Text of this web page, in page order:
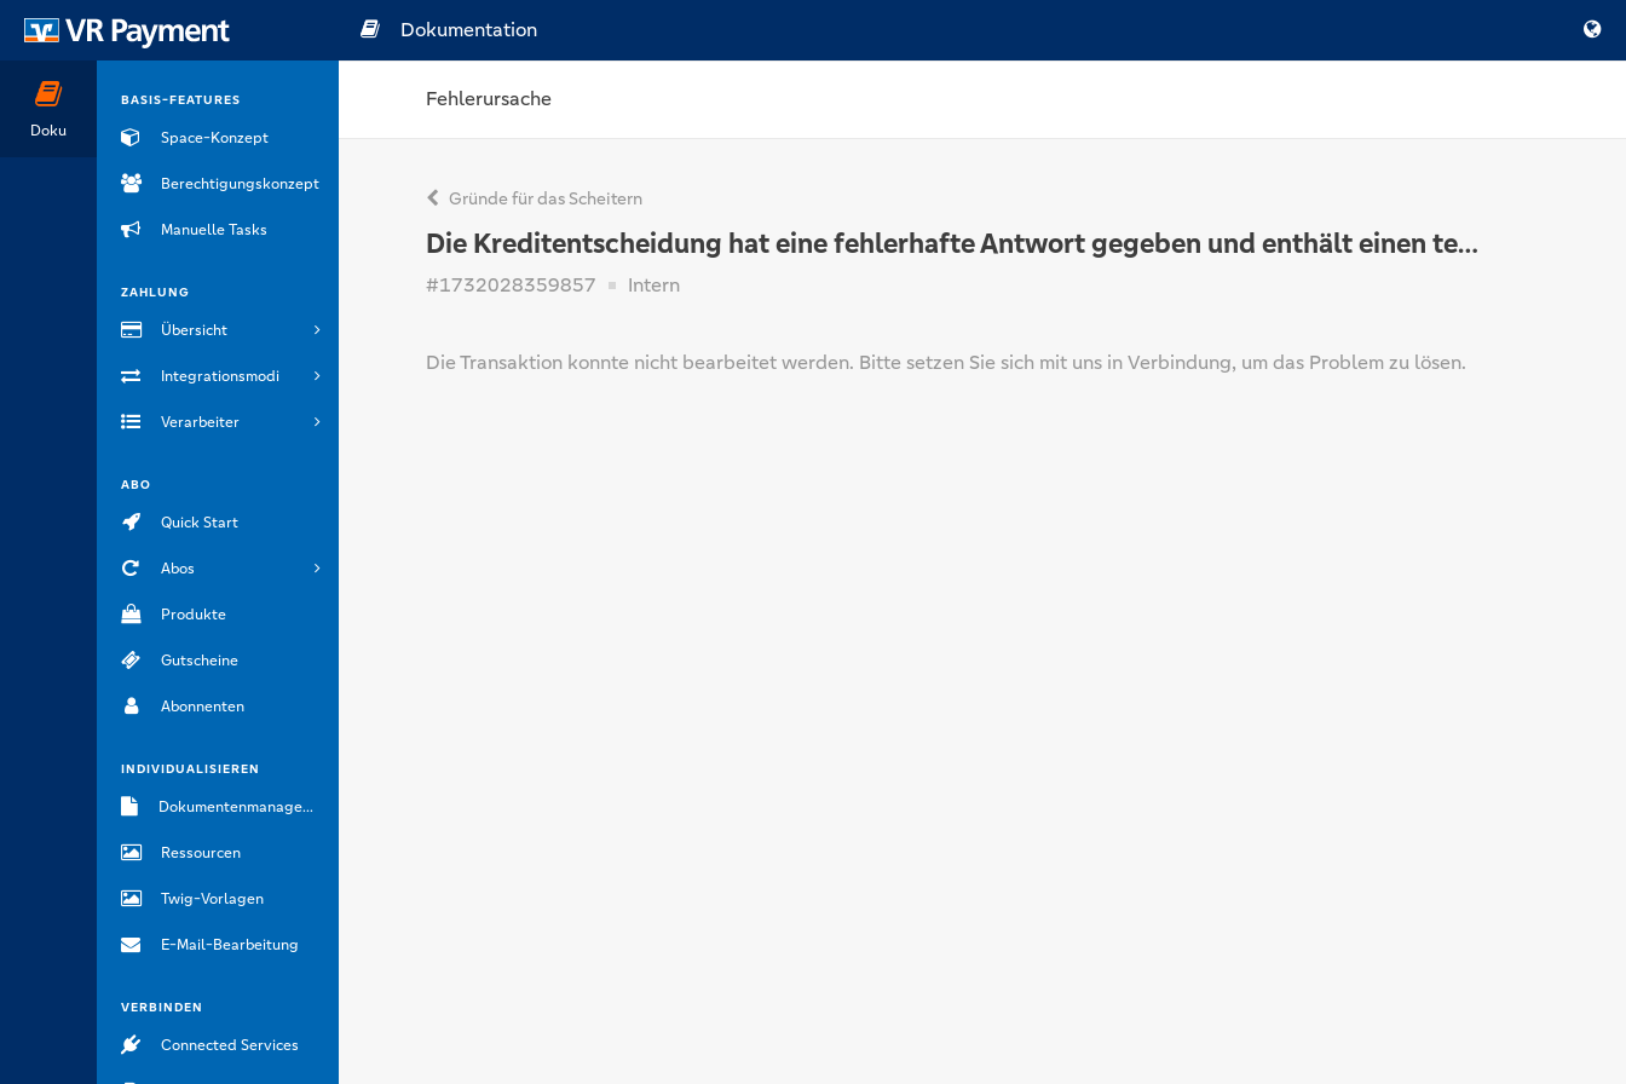
Doku
BASIS-FEATURES
Space-Konzept
Berechtigungskonzept
Manuelle Tasks
ZAHLUNG
Übersicht
Integrationsmodi
Verarbeiter
ABO
Quick Start
Abos
Produkte
Gutscheine
Abonnenten
INDIVIDUALISIEREN
Dokumentenmanagement
Ressourcen
Twig-Vorlagen
E-Mail-Bearbeitung
VERBINDEN
Connected Services
Dokumentation
Fehlerursache
Gründe für das Scheitern
Die Kreditentscheidung hat eine fehlerhafte Antwort gegeben und enthält einen technischen Fehler
#1732028359857 Intern
Die Transaktion konnte nicht bearbeitet werden. Bitte setzen Sie sich mit uns in Verbindung, um das Problem zu lösen.